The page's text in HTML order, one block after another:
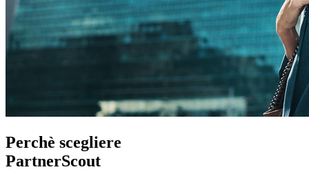
Perchè scegliere
PartnerScout